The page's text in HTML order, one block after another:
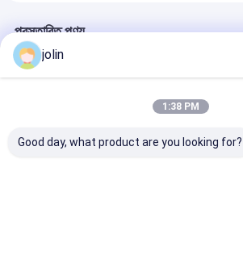
প্রস্তাবিত পণ্য
jolin
1:38 PM
Good day, what product are you looking for?